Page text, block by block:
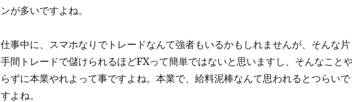
ンが多いですよね。
仕事中に、スマホなりでトレードなんて強者もいるかもしれませんが、そんな片
手間トレードで儲けられるほどFXって簡単ではないと思いますし、そんなこと
らずに本業やれよって事ですよね。本業で、給料泥棒なんて思われるとつらいで
すよね。